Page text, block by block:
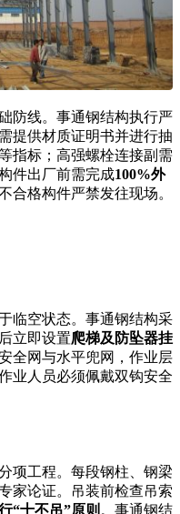
防线。事通钢结构执行严
提供材质证明书并进行抽
指标；高强螺栓连接副需
件出厂前需完成100%外
合格构件严禁发往现场。
临空状态。事通钢结构采
立即设置爬梯及防坠器挂
全网与水平兜网，作业层
业人员必须佩戴双钩安全
项工程。每段钢柱、钢梁
家论证。吊装前检查吊索
“十不吊”原则 。事通钢结